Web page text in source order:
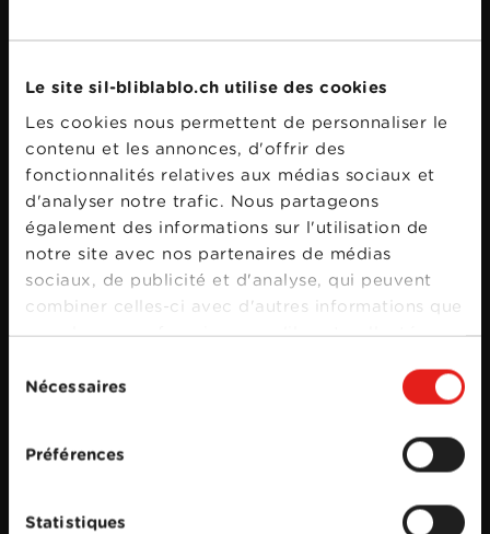
Le site sil-bliblablo.ch utilise des cookies
Les cookies nous permettent de personnaliser le
contenu et les annonces, d'offrir des
fonctionnalités relatives aux médias sociaux et
d'analyser notre trafic. Nous partageons
également des informations sur l'utilisation de
notre site avec nos partenaires de médias
sociaux, de publicité et d'analyse, qui peuvent
combiner celles-ci avec d'autres informations que
vous leur avez fournies ou qu'ils ont collectées
duNécessaires
Préférences
Statistiques
Bande annonce